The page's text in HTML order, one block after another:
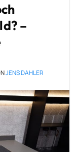
–
JENS DAHLER